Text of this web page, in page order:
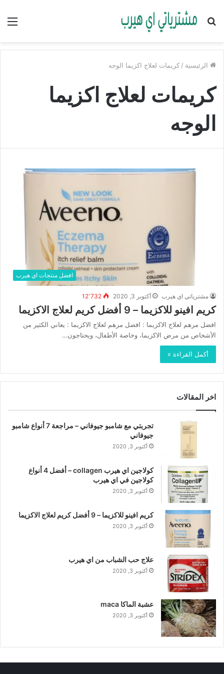
بحث
الرئيسية / كريمات لعلاج اكزيما الوجه
كريمات لعلاج اكزيما
الوجه
افضل منتجات اي هيرب
مشترياتي اي هيرب أكتوبر 3, 2020 12٬732
كريم افينو للاكزيما – 9 أفضل كريم لعلاج الاكزيما
افضل مرهم لعلاج الاكزيما : افضل مرهم لعلاج الاكزيما : يعاني الكثير من
الأشخاص من مرض الاكزيما، وخاصة الأطفال، ويحتاجون…
أكمل القراءة »
اخر المقالات
تجربتي مع شامبو جيوفاني – مراجعة 7 أنواع شامبو
جيوفاني
أكتوبر 3, 2020
كولاجين اي هيرب collagen – أفضل 4 أنواع
كولاجين في اي هيرب
أكتوبر 3, 2020
كريم افينو للاكزيما – 9 أفضل كريم لعلاج الاكزيما
أكتوبر 3, 2020
علاج حب الشباب من اي هيرب
أكتوبر 3, 2020
عشبة الماكا maca
أكتوبر 3, 2020